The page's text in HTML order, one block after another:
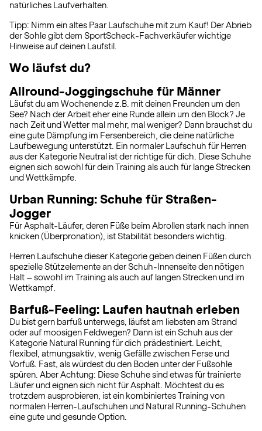
natürliches Laufverhalten.
Tipp: Nimm ein altes Paar Laufschuhe mit zum Kauf! Der Abrieb
der Sohle gibt dem SportScheck-Fachverkäufer wichtige
Hinweise auf deinen Laufstil.
Wo läufst du?
Allround-Joggingschuhe für Männer
Läufst du am Wochenende z.B. mit deinen Freunden um den
See? Nach der Arbeit eher eine Runde allein um den Block? Je
nach Zeit und Wetter mal mehr, mal weniger? Dann brauchst du
eine gute Dämpfung im Fersenbereich, die deine natürliche
Laufbewegung unterstützt. Ein normaler Laufschuh für Herren
aus der Kategorie Neutral ist der richtige für dich. Diese Schuhe
eignen sich sowohl für dein Training als auch für lange Strecken
und Wettkämpfe.
Urban Running: Schuhe für Straßen-
Jogger
Für Asphalt-Läufer, deren Füße beim Abrollen stark nach innen
knicken (Überpronation), ist Stabilität besonders wichtig.
Herren Laufschuhe dieser Kategorie geben deinen Füßen durch
spezielle Stützelemente an der Schuh-Innenseite den nötigen
Halt – sowohl im Training als auch auf langen Strecken und im
Wettkampf.
Barfuß-Feeling: Laufen hautnah erleben
Du bist gern barfuß unterwegs, läufst am liebsten am Strand
oder auf moosigen Feldwegen? Dann ist ein Schuh aus der
Kategorie Natural Running für dich prädestiniert. Leicht,
flexibel, atmungsaktiv, wenig Gefälle zwischen Ferse und
Vorfuß. Fast, als würdest du den Boden unter der Fußsohle
spüren. Aber Achtung: Diese Schuhe sind etwas für trainierte
Läufer und eignen sich nicht für Asphalt. Möchtest du es
trotzdem ausprobieren, ist ein kombiniertes Training von
normalen Herren-Laufschuhen und Natural Running-Schuhen
eine gute und gesunde Option.